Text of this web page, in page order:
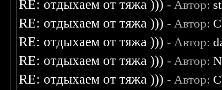
RE: отдыхаем от тяжа ))) - Автор:
RE: отдыхаем от тяжа ))) - Автор:
RE: отдыхаем от тяжа ))) - Автор:
RE: отдыхаем от тяжа ))) - Автор:
RE: отдыхаем от тяжа ))) - Автор: